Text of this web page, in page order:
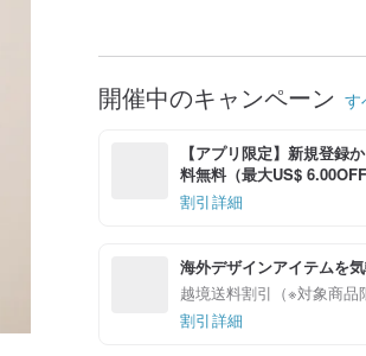
開催中のキャンペーン す
【アプリ限定】新規登録
料無料（最大US$ 6.00OFF
割引詳細
海外デザインアイテムを
越境送料割引（※対象商品
割引詳細